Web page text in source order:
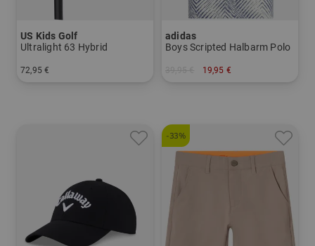
US Kids Golf
Ultralight 63 Hybrid
72,95 €
adidas
Boys Scripted Halbarm Polo
19,95 €
-33%